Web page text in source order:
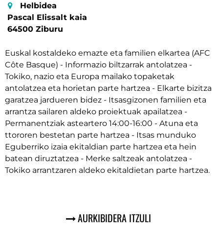
Helbidea
Pascal Elissalt kaia
64500 Ziburu
Euskal kostaldeko emazte eta familien elkartea (AFC
Côte Basque) - Informazio biltzarrak antolatzea -
Tokiko, nazio eta Europa mailako topaketak
antolatzea eta horietan parte hartzea - Elkarte bizitza
garatzea jardueren bidez - Itsasgizonen familien eta
arrantza sailaren aldeko proiektuak apailatzea -
Permanentziak asteartero 14:00-16:00 - Atuna eta
ttororen bestetan parte hartzea - Itsas munduko
Eguberriko izaia ekitaldian parte hartzea eta hein
batean diruztatzea - Merke saltzeak antolatzea -
Tokiko arrantzaren aldeko ekitaldietan parte hartzea.
AURKIBIDERA ITZULI